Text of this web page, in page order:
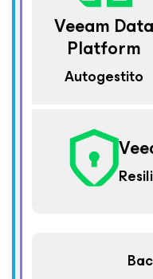
Veeam Data
Platform
Autogestito